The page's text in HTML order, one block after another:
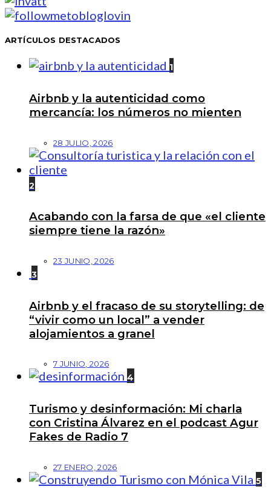
ARTÍCULOS DESTACADOS
1
Airbnb y la autenticidad como
mercancía: los números no mienten
28 JULIO, 2026
2
Acabando con la farsa de que «el cliente
siempre tiene la razón»
23 JUNIO, 2026
3
Airbnb y el fracaso de su storytelling: de
“vivir como un local” a vender
alojamientos a granel
7 JUNIO, 2026
4
Turismo y desinformación: Mi charla
con Cristina Álvarez en el podcast Agur
Fakes de Radio 7
27 ENERO, 2026
5